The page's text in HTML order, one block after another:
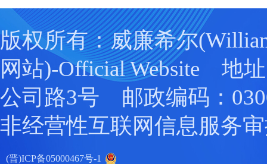
版权所有：威廉希尔
网站)-Official Website 地
公司路3号 邮政编码：
非经营性互联网信息服务
(晋)ICP备05000467号-1